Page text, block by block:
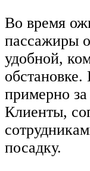
Во время
пассажиры
удобной,
примерно
Клиенты,
посадку.